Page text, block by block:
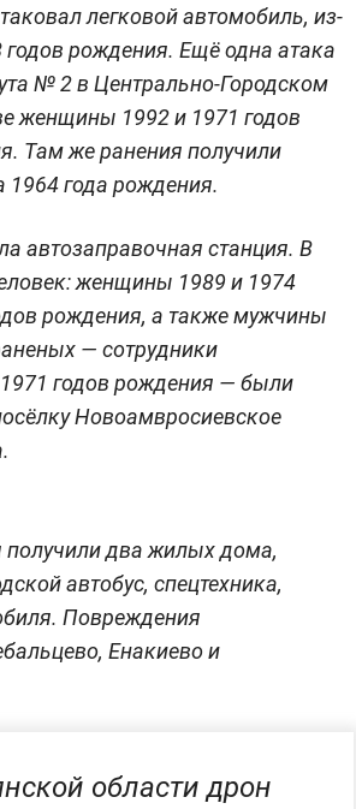
легковой автомобиль, из-
рождения. Ещё одна атака
№ 2 в Центрально-Городском
женщины 1992 и 1971 годов
Там же ранения получили
года рождения.
автозаправочная станция. В
женщины 1989 и 1974
рождения, а также мужчины
— сотрудники
годов рождения — были
Новоамвросиевское
получили два жилых дома,
автобус, спецтехника,
Повреждения
Енакиево и
области дрон